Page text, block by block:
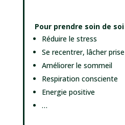
Pour prendre soin de soi
Réduire le stress
Se recentrer, lâcher prise
Améliorer le sommeil
Respiration consciente
Energie positive
…